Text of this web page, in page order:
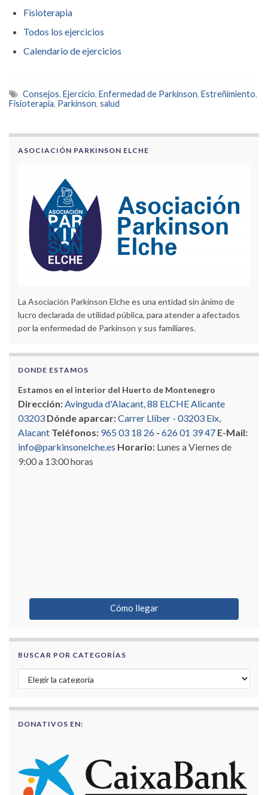
Fisioterapia
Todos los ejercicios
Calendario de ejercicios
Consejos, Ejercicio, Enfermedad de Parkinson, Estreñimiento,
Fisioterapia, Parkinson, salud
ASOCIACIÓN PARKINSON ELCHE
La Asociación Parkinson Elche es una entidad sin ánimo de
lucro declarada de utilidad pública, para atender a afectados
por la enfermedad de Parkinson y sus familiares.
DONDE ESTAMOS
Estamos en el interior del Huerto de Montenegro
Dirección:Avinguda d'Alacant, 88 ELCHE Alicante
03203 Dónde aparcar:Carrer Llíber - 03203 Elx,
Alacant Teléfonos: 965 03 18 26 - 626 01 39 47 E-Mail:
info@parkinsonelche.es Horario: Lunes a Viernes de
9:00 a 13:00 horas
Cómo llegar
BUSCAR POR CATEGORÍAS
Buscar por categorías
DONATIVOS EN: